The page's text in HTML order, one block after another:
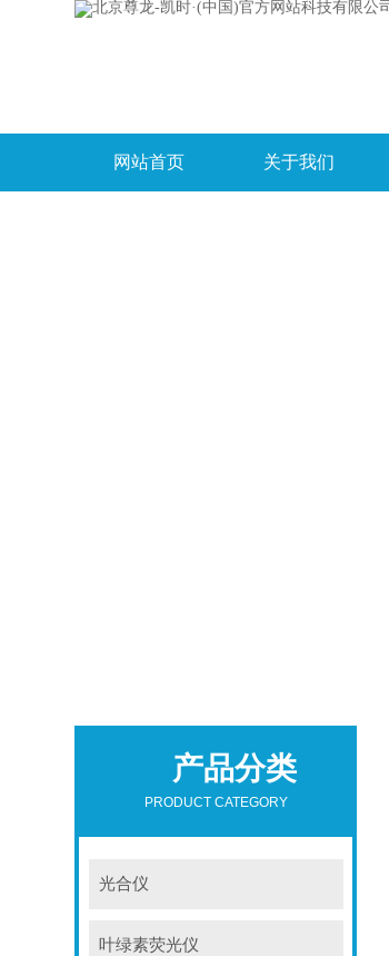
网站首页 关于我们
产品分类
PRODUCT CATEGORY
光合仪
叶绿素荧光仪